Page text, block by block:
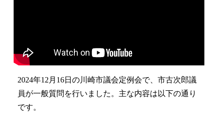
2024年12月16日の川崎市議会定例会で、市古次郎議
員が一般質問を行いました。主な内容は以下の通り
です。